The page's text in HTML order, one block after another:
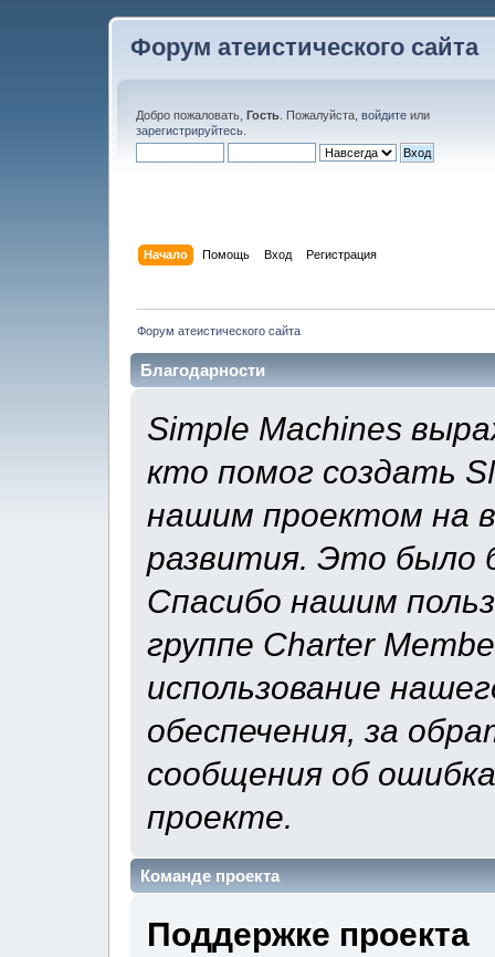
Форум атеистического сайта
Добро пожаловать, Гость . Пожалуйста, войдите или
зарегистрируйтесь
Начало Помощь Вход Регистрация
Форум атеистического сайта
Благодарности
Simple Machines
кто помог создать
нашим проектом на
развития. Это было
Спасибо нашим
группе Charter
использование
обеспечения, за
сообщения об
проекте.
Команде проекта
Поддержке проекта